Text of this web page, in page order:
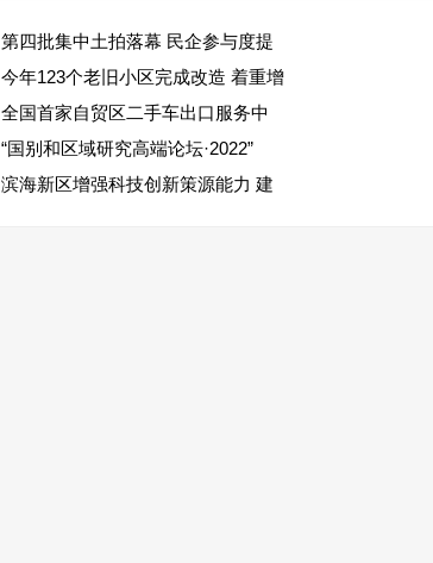
第四批集中土拍落幕 民企参与度提
今年123个老旧小区完成改造 着重增
全国首家自贸区二手车出口服务中
“国别和区域研究高端论坛·2022”
滨海新区增强科技创新策源能力 建